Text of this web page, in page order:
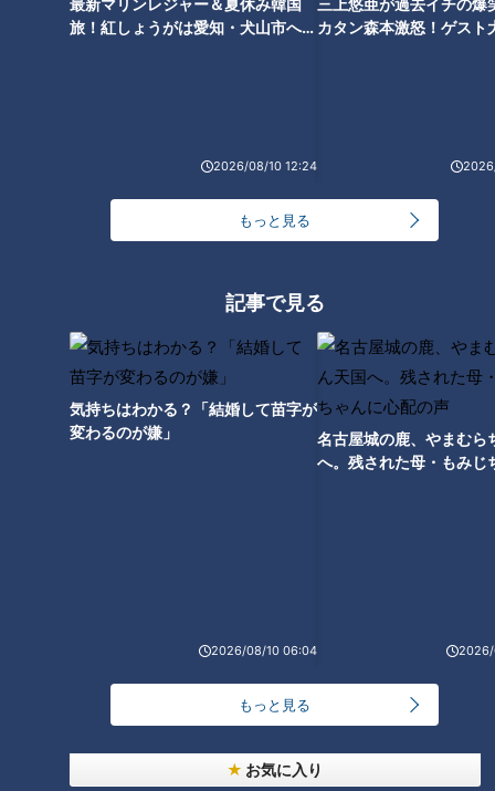
最新マリンレジャー＆夏休み韓国
旅！紅しょうがは愛知・犬山市へ
2026/08/10 12:24
三上悠亜が過去イチの爆
カタン森本激怒！ゲスト
もっと見る
記事で見る
気持ちはわかる？「結婚して苗字が
変わるのが嫌」
2026/08/10 06:04
名古屋城の鹿、やまむら
へ。残された母・もみじ
2026/
もっと見る
お気に入り
ガスや電気が止められた人には、水だけで食べられる食材を選
び、シングルマザーの世帯には、主食だけではなく子ども用に
お菓子も加えるなど、各世帯の事情に合わせます。
年々減る物資の寄付…3割も減少